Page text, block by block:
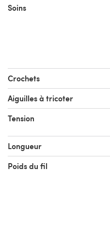
Soins
Crochets
Aiguilles à tricoter
Tension
Longueur
Poids du fil